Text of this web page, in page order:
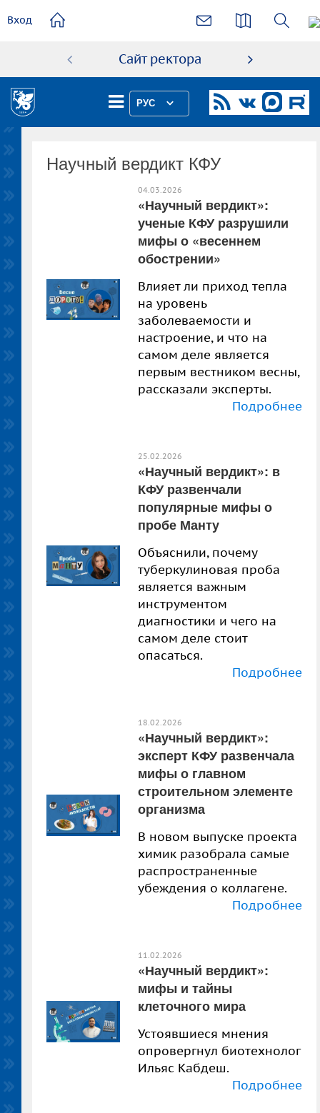
содержанию
Вход
Сайт ректора
РУС
Научный вердикт КФУ
04.03.2026
«Научный вердикт»:
ученые КФУ разрушили
мифы о «весеннем
обострении»
Влияет ли приход тепла
на уровень
заболеваемости и
настроение, и что на
самом деле является
первым вестником весны,
рассказали эксперты.
Подробнее
25.02.2026
«Научный вердикт»: в
КФУ развенчали
популярные мифы о
пробе Манту
Объяснили, почему
туберкулиновая проба
является важным
инструментом
диагностики и чего на
самом деле стоит
опасаться.
Подробнее
18.02.2026
«Научный вердикт»:
эксперт КФУ развенчала
мифы о главном
строительном элементе
организма
В новом выпуске проекта
химик разобрала самые
распространенные
убеждения о коллагене.
Подробнее
11.02.2026
«Научный вердикт»:
мифы и тайны
клеточного мира
Устоявшиеся мнения
опровергнул биотехнолог
Ильяс Кабдеш.
Подробнее